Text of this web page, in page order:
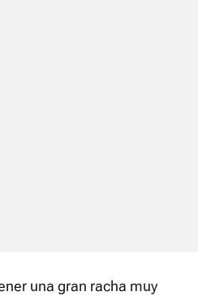
una gran racha muy